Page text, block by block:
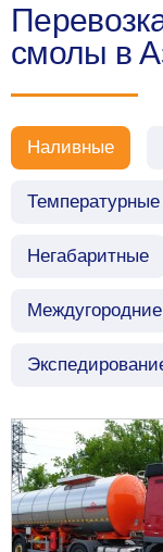
смолы в
Наливные
Температурные
Негабаритные
Междугородние